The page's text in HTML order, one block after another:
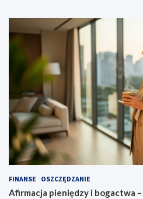
FINANSE OSZCZĘDZANIE
Afirmacja pieniędzy i bogactwa –